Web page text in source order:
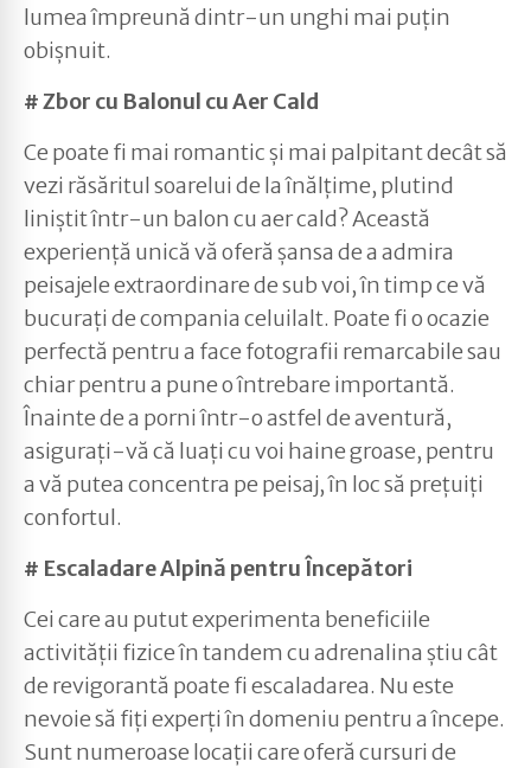
lumea împreună dintr-un unghi mai puțin
obișnuit.
# Zbor cu Balonul cu Aer Cald
Ce poate fi mai romantic și mai palpitant decât să
vezi răsăritul soarelui de la înălțime, plutind
liniștit într-un balon cu aer cald? Această
experiență unică vă oferă șansa de a admira
peisajele extraordinare de sub voi, în timp ce vă
bucurați de compania celuilalt. Poate fi o ocazie
perfectă pentru a face fotografii remarcabile sau
chiar pentru a pune o întrebare importantă.
Înainte de a porni într-o astfel de aventură,
asigurați-vă că luați cu voi haine groase, pentru
a vă putea concentra pe peisaj, în loc să prețuiți
confortul.
# Escaladare Alpină pentru Începători
Cei care au putut experimenta beneficiile
activității fizice în tandem cu adrenalina știu cât
de revigorantă poate fi escaladarea. Nu este
nevoie să fiți experți în domeniu pentru a începe.
Sunt numeroase locații care oferă cursuri de